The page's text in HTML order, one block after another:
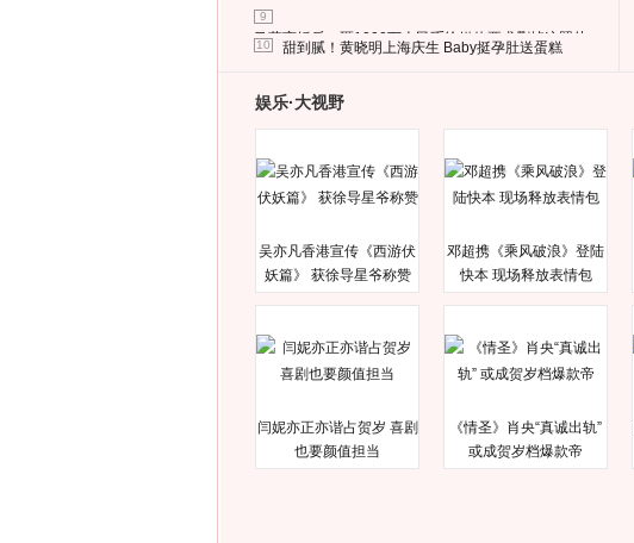
9
马蓉离婚后，砸1000万人民币给媒体要求删掉这照片
10 甜到腻！黄晓明上海庆生 Baby挺孕肚送蛋糕
娱乐·大视野
吴亦凡香港宣传《西游伏
妖篇》 获徐导星爷称赞
邓超携《乘风破浪》登陆
快本 现场释放表情包
闫妮亦正亦谐占贺岁 喜剧
也要颜值担当
《情圣》肖央“真诚出轨”
或成贺岁档爆款帝